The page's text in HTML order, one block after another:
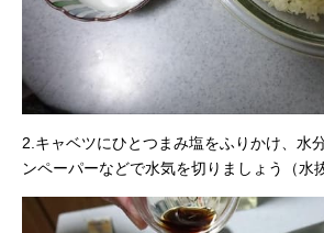
2.キャベツにひとつまみ塩をふりかけ、水
ンペーパーなどで水気を切りましょう（水